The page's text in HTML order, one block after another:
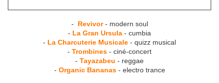
- Revivor- modern soul
- La Gran Ursula - cumbia
- La Charcuterie Musicale - quizz musical
- Trombines - ciné-concert
- Tayazabeu - reggae
- Organic Bananas- electro trance